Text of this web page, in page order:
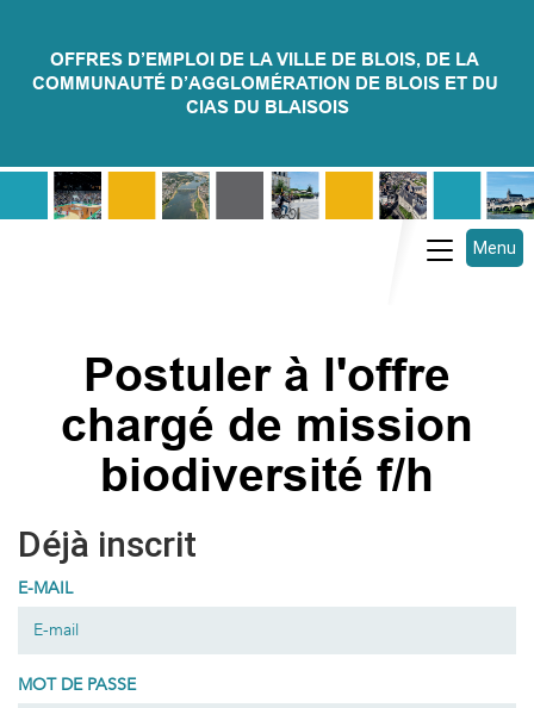
OFFRES D’EMPLOI DE LA VILLE DE BLOIS, DE LA
COMMUNAUTÉ D’AGGLOMÉRATION DE BLOIS ET DU
CIAS DU BLAISOIS
Toggle
Menu
Postuler à l'offre
chargé de mission
biodiversité f/h
Déjà inscrit
E-MAIL
MOT DE PASSE